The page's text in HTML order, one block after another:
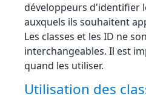
développeurs d'identifier
auxquels ils souhaitent
Les classes et les ID ne
interchangeables. Il est
quand les utiliser.
Utilisation des